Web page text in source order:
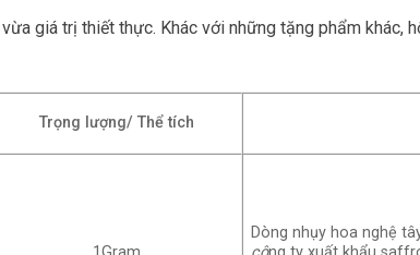
giá trị thiết thực. Khác với những tặng phẩm khác,
Trọng lượng/ Thể tích
Dòng nhụy hoa nghệ